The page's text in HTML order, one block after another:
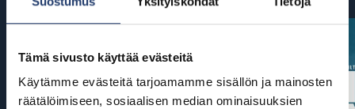
Tämä sivusto käyttää evästeitä
Käytämme evästeitä tarjoamamme sisällön ja mainosten
räätälöimiseen, sosiaalisen median ominaisuuksien